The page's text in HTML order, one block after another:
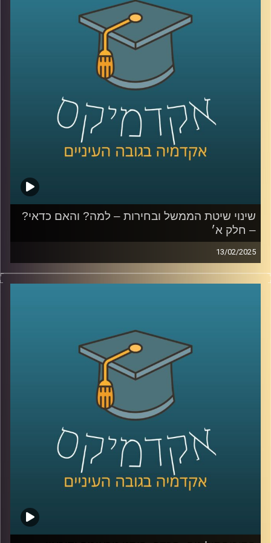
החדשה, אילו שינויים צריכים להיעשות ואפילו קצת על הרכבת
פרק נוסף עם ליאור אקרמן, ראש תחום החוסן הלאומי במכון
למדיניות ואסטרטגיה באוניברסיטת רייכמן, בכיר שב״כ לשעבר
ויו״ר מועצת העם החדשה.
קרדיט תמונות:AudioVersity
שינוי שיטת הממשל ובחירות – למה? והאם כדאי?
– חלק א׳
13/02/2025
השנה וחצי האחרונות הציפו המון בעיות במערכת השלטונית
שלנו, בין אם בתשתיות,בריאות, רווחה ביטחון ובעצם בכלל
על כך שעל אף שתקציב החינוך הישראלי ואחוז בעלי ההשכלה
הגבוהה הוא מהגבוהים באירופה.
הצפיפות בכיתות היא מהגבוהות בעולם, הישגי התלמידים ושכר
המורים הם מהנמוכים בעולם המערבי.
בנוסף, מדינת ישראל בת ה-76 סובלת מחוסר יציבות שלטונית,
זוהי ממשלתינו ה-37, כלומר תחלופה של בערך כל שנתיים.
אז מה עושים? יש כאלו שסוברים שחייבים לשנות את השיטה,
שיטת הבחירות והשלטון.